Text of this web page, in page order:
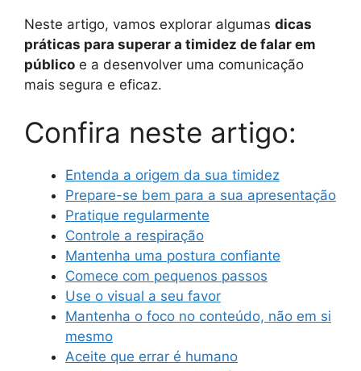
Neste artigo, vamos explorar algumas dicas
práticas para superar a timidez de falar em
público e a desenvolver uma comunicação
mais segura e eficaz.
Confira neste artigo:
Entenda a origem da sua timidez
Prepare-se bem para a sua apresentação
Pratique regularmente
Controle a respiração
Mantenha uma postura confiante
Comece com pequenos passos
Use o visual a seu favor
Mantenha o foco no conteúdo, não em si
mesmo
Aceite que errar é humano